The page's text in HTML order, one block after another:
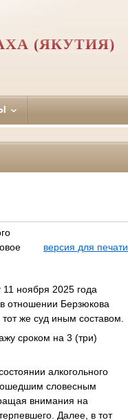
(ЯКУТИЯ)
версия для печати
ноября 2025 года
отношении Берзюкова
же суд иным составом.
сроком на 3 (три)
алкогольного
словесным
внимания на
Далее, в тот